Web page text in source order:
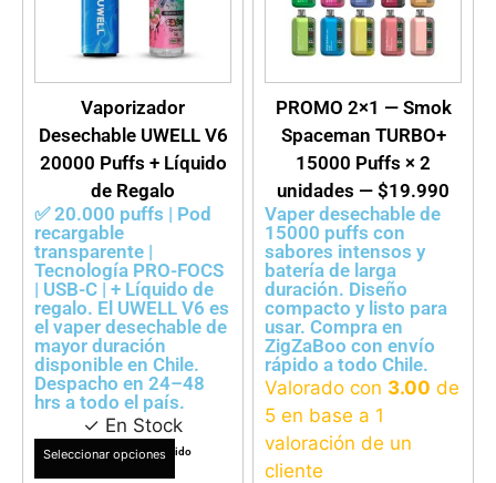
VER DETALLES
Vaporizador
Desechable UWELL V6
20000 Puffs + Líquido
de Regalo
✅ 20.000 puffs | Pod
recargable
transparente |
Tecnología PRO-FOCS
| USB-C | + Líquido de
regalo. El UWELL V6 es
el vaper desechable de
mayor duración
disponible en Chile.
Despacho en 24–48
hrs a todo el país.
✓ En Stock
$24.990 IVA Incluido
Seleccionar opciones
VER DETALLES
PROMO 2×1 — Smok
Spaceman TURBO+
15000 Puffs × 2
unidades — $19.990
Vaper desechable de
15000 puffs con
sabores intensos y
batería de larga
duración. Diseño
compacto y listo para
usar. Compra en
ZigZaBoo con envío
rápido a todo Chile.
Valorado con 3.00 de
5 en base a 1
valoración de un
cliente